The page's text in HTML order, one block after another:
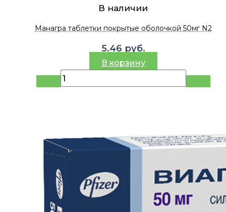
В наличии
Манагра таблетки покрытые оболочкой 50мг N2
5.46 руб.
В корзину